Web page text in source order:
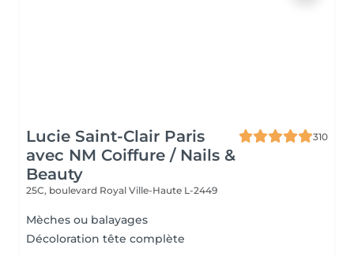
Lucie Saint-Clair Paris
avec NM Coiffure / Nails &
Beauty
310
25C, boulevard Royal Ville-Haute L-2449
Mèches ou balayages
Décoloration tête complète